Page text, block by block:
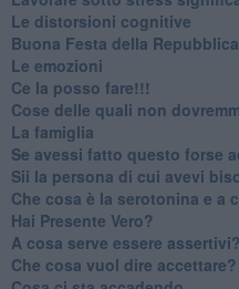
​Le distorsioni cognitive
​Buona Festa della Repubblica
Le emozioni
​Ce la posso fare!!!
​Cose delle quali non
​La famiglia
​Se avessi fatto questo forse
​Sii la persona di cui avevi
Che cosa è la serotonina e a
​Hai Presente Vero?
A cosa serve essere assertivi?
​Che cosa vuol dire accettare?